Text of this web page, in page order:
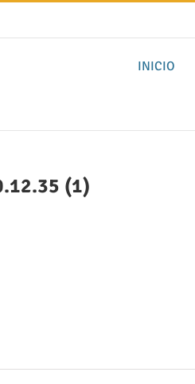
INICIO
(1)